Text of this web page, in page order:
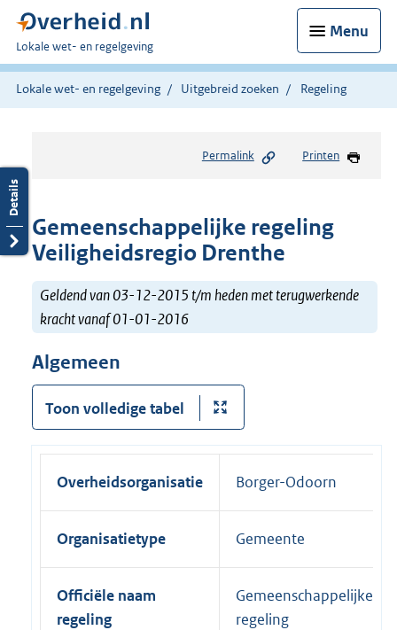
Menu
U
bent
hier:
Lokale wet- en regelgeving
Lokale wet- en regelgeving Uitgebreid zoeken Regeling
Permalink Printen
Gemeenschappelijke regeling
Veiligheidsregio Drenthe
Geldend van 03-12-2015 t/m heden met terugwerkende
kracht vanaf 01-01-2016
Algemeen
Toon volledige tabel
Overheidsorganisatie Borger-Odoorn
Organisatietype Gemeente
Officiële naam
regeling
Gemeenschappelijke
regeling